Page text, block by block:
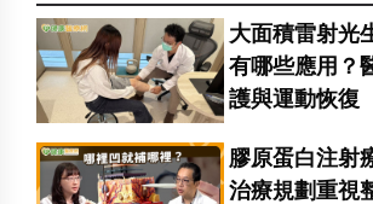
大面積雷射光
有哪些應用？
護與運動恢復
膠原蛋白注射
治療規劃重視